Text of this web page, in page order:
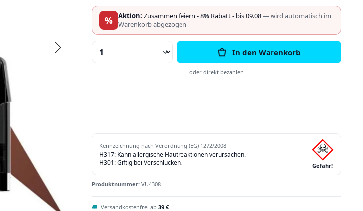
% Aktion: Zusammen feiern - 8% Rabatt - bis 09.08— wird automatisch im
Warenkorb abgezogen
Produkt Anzahl: Gib den gewünschten Wert
In den Warenkorb
Kennzeichnung nach Verordnung (EG) 1272/2008
H317: Kann allergische Hautreaktionen verursachen.
H301: Giftig bei Verschlucken.
Gefahr!
Produktnummer: VU4308
🚚 Versandkostenfrei ab 39 €